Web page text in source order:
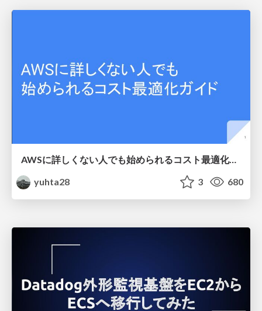
AWSに詳しくない人でも始められるコスト最適化ガイド
yuhta28
3 680